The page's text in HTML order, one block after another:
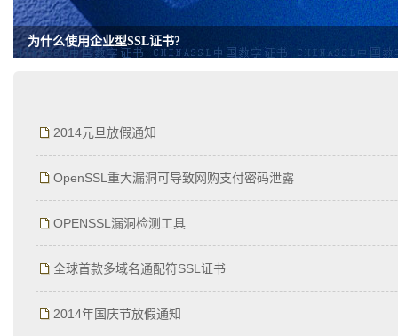
为什么使用企业型SSL证书?
2014元旦放假通知
OpenSSL重大漏洞可导致网购支付密码泄露
OPENSSL漏洞检测工具
全球首款多域名通配符SSL证书
2014年国庆节放假通知